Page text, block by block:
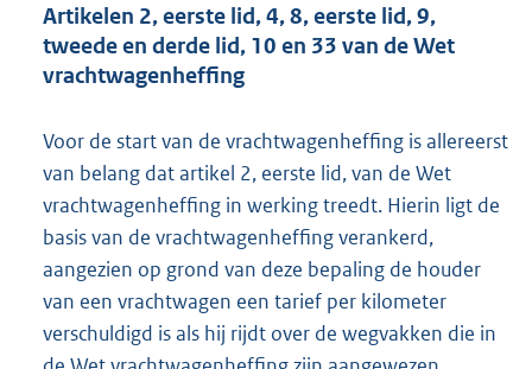
Artikelen 2, eerste lid, 4, 8, eerste lid, 9,
tweede en derde lid, 10 en 33 van de Wet
vrachtwagenheffing
Voor de start van de vrachtwagenheffing is allereerst
van belang dat artikel 2, eerste lid, van de Wet
vrachtwagenheffing in werking treedt. Hierin ligt de
basis van de vrachtwagenheffing verankerd,
aangezien op grond van deze bepaling de houder
van een vrachtwagen een tarief per kilometer
verschuldigd is als hij rijdt over de wegvakken die in